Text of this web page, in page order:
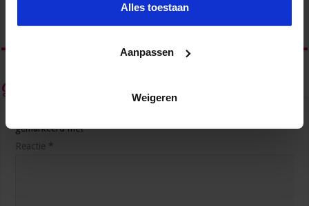
Alles toestaan
Aanpassen
Weigeren
Geef een reactie
gemarkeerd met*
Reactie *